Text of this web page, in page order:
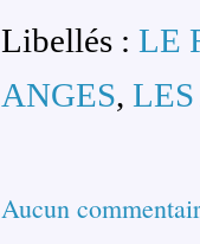
Libellés : LE
ANGES,
Aucun